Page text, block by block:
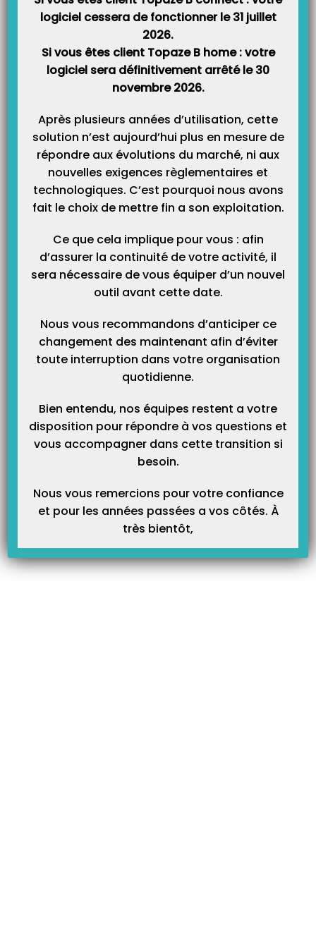
Prise en main SCOR
A quoi sert une opération
Articles Liés
logiciel cessera de fonctionner le 31 juillet
2026.
Si vous êtes client Topaze B home : votre
logiciel sera définitivement arrêté le 30
novembre 2026.
Après plusieurs années d’utilisation, cette
solution n’est aujourd’hui plus en mesure de
répondre aux évolutions du marché, ni aux
nouvelles exigences règlementaires et
technologiques. C’est pourquoi nous avons
fait le choix de mettre fin a son exploitation.
Ce que cela implique pour vous : afin
d’assurer la continuité de votre activité, il
sera nécessaire de vous équiper d’un nouvel
outil avant cette date.
Nous vous recommandons d’anticiper ce
changement des maintenant afin d’éviter
toute interruption dans votre organisation
quotidienne.
Bien entendu, nos équipes restent a votre
disposition pour répondre à vos questions et
vous accompagner dans cette transition si
besoin.
Nous vous remercions pour votre confiance
et pour les années passées a vos côtés. À
très bientôt,